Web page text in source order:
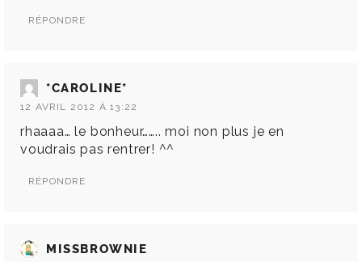
RÉPONDRE
*CAROLINE*
12 AVRIL 2012 À 13:22
rhaaaa… le bonheur…….. moi non plus je en
voudrais pas rentrer! ^^
RÉPONDRE
MISSBROWNIE